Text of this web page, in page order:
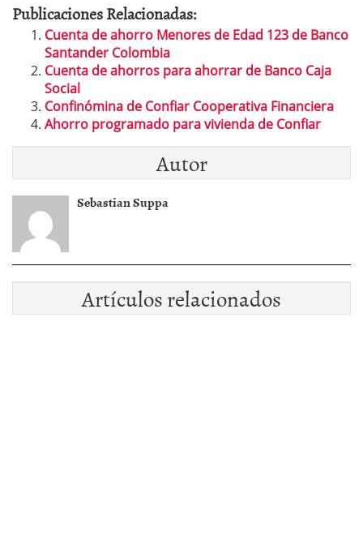
Publicaciones Relacionadas:
Cuenta de ahorro Menores de Edad 123 de Banco
Santander Colombia
Cuenta de ahorros para ahorrar de Banco Caja
Social
Confinómina de Confiar Cooperativa Financiera
Ahorro programado para vivienda de Confiar
Autor
Sebastian Suppa
Artículos relacionados